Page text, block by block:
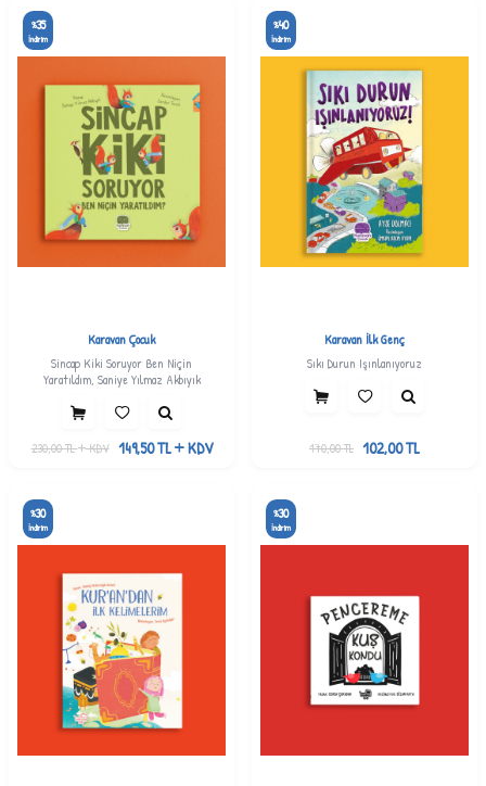
%35
İndirim
Karavan Çocuk
Sincap Kiki Soruyor Ben Niçin
Yaratıldım, Saniye Yılmaz Akbıyık
230,00TL KDV 149,50TL KDV
%40
İndirim
Karavan İlk Genç
Sıkı Durun Işınlanıyoruz
170,00TL 102,00TL
%30
İndirim
%30
İndirim